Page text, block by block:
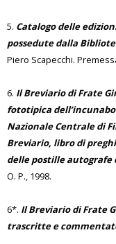
5. Catalogo delle
possedute dalla
Piero Scapecchi.
6. Il Breviario di Frate
fototipica
Nazionale Centrale di
Breviario, libro di
delle postille autografe
O. P., 1998.
6*. Il Breviario di Frate
trascritte e